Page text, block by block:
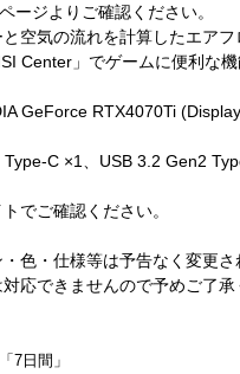
ージよりご確認ください。
空気の流れを計算したエア
Center」でゲームに便利な
GeForce RTX4070Ti
C ×1、USB 3.2 Gen2
でご確認ください。
色・仕様等は予告なく変更さ
応できませんので予めご了承
7日間」